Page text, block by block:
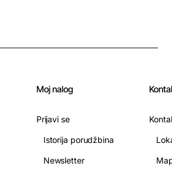
Moj nalog
Prijavi se
Istorija porudžbina
Newsletter